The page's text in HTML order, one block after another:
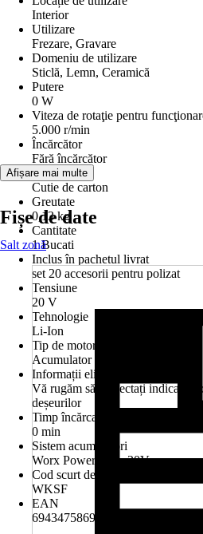
Interior
Utilizare
Frezare, Gravare
Domeniu de utilizare
Sticlă, Lemn, Ceramică
Putere
0 W
Viteza de rotaţie pentru
5.000 r/min
Încărcător
Fără încărcător
Ambalaj
Cutie de carton
Greutate
0,13 kg
Cantitate
1 Bucati
Inclus în pachetul livrat
set 20 accesorii pentru polizat
Tensiune
20 V
Tehnologie
Li-Ion
Tip de motorizare
Acumulator
Informații eliminare deșeuri
Vă rugăm să respectați
deșeurilor
Timp încărcare
0 min
Sistem acumulatori
Worx PowerShare 20V
Cod scurt de produs (AKN)
WKSF
EAN
6943475869687
Afișare mai multe
Fișe de date
Salt zonă